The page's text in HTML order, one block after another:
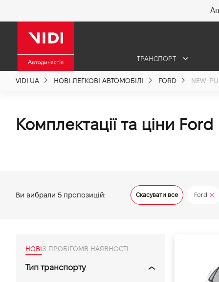
ТРАНСПОРТ
VIDI.UA НОВІ ЛЕГКОВІ АВТОМОБІЛІ FORD NEW-
Комплектації та ціни
Ви вибрали 5 пропозицій: Скасувати все Ford
НОВІЗ ПРОБІГОМВ НАЯВНОСТІ
Тип транспорту
Про компанію
Вакансії